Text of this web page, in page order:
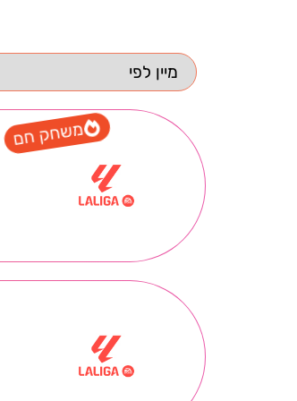
משחק חם